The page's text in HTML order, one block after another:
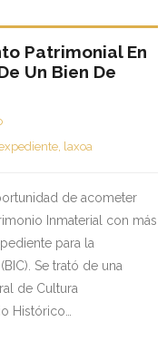
PCI
Patrimonial En
Un Bien De
, laxoa
de acometer
Inmaterial con más
para la
Se trató de una
de Cultura
Histórico…